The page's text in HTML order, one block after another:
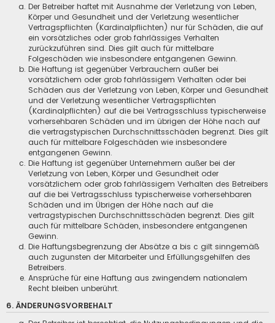
Der Betreiber haftet mit Ausnahme der Verletzung von Leben,
Körper und Gesundheit und der Verletzung wesentlicher
Vertragspflichten (Kardinalpflichten) nur für Schäden, die auf
ein vorsätzliches oder grob fahrlässiges Verhalten
zurückzuführen sind. Dies gilt auch für mittelbare
Folgeschäden wie insbesondere entgangenen Gewinn.
Die Haftung ist gegenüber Verbrauchern außer bei
vorsätzlichem oder grob fahrlässigem Verhalten oder bei
Schäden aus der Verletzung von Leben, Körper und Gesundheit
und der Verletzung wesentlicher Vertragspflichten
(Kardinalpflichten) auf die bei Vertragsschluss typischerweise
vorhersehbaren Schäden und im übrigen der Höhe nach auf
die vertragstypischen Durchschnittsschäden begrenzt. Dies gilt
auch für mittelbare Folgeschäden wie insbesondere
entgangenen Gewinn.
Die Haftung ist gegenüber Unternehmern außer bei der
Verletzung von Leben, Körper und Gesundheit oder
vorsätzlichem oder grob fahrlässigem Verhalten des Betreibers
auf die bei Vertragsschluss typischerweise vorhersehbaren
Schäden und im Übrigen der Höhe nach auf die
vertragstypischen Durchschnittsschäden begrenzt. Dies gilt
auch für mittelbare Schäden, insbesondere entgangenen
Gewinn.
Die Haftungsbegrenzung der Absätze a bis c gilt sinngemäß
auch zugunsten der Mitarbeiter und Erfüllungsgehilfen des
Betreibers.
Ansprüche für eine Haftung aus zwingendem nationalem
Recht bleiben unberührt.
6. ÄNDERUNGSVORBEHALT